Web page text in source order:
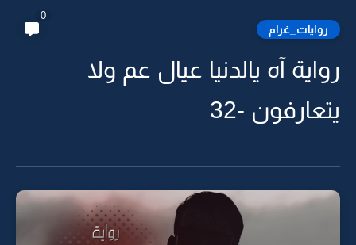
روايات_غرام
0
رواية آه يالدنيا عيال عم ولا
يتعارفون -32